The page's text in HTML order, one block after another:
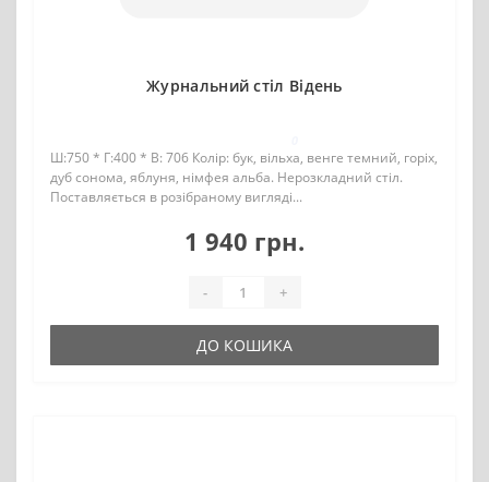
Журнальний стіл Відень
Ш:750 * Г:400 * В: 706 Колір: бук, вільха, венге темний, горіх,
дуб сонома, яблуня, німфея альба. Нерозкладний стіл.
Поставляється в розібраному вигляді...
1 940 грн.
- +
ДО КОШИКА